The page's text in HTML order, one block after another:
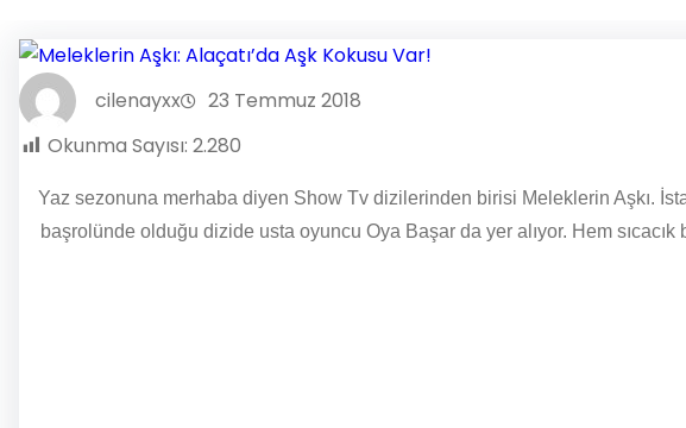
cilenayxx
23 Temmuz 2018
Okunma Sayısı: 2.280
Yaz sezonuna merhaba diyen Show Tv dizilerinden birisi Meleklerin Aşkı.
başrolünde olduğu dizide usta oyuncu Oya Başar da yer alıyor. Hem